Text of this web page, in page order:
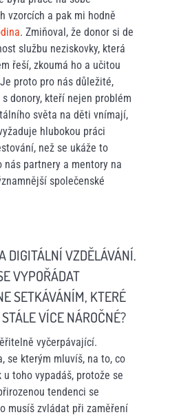
vzorcích a pak mi hodně
. Zmiňoval, že donor si de
službu neziskovky, která
řeší, zkoumá ho a učitou
proto pro nás důležité,
donory, kteří nejen problém
světa na děti vnímají,
hlubokou práci
než se ukáže to
nás partnery a mentory na
společenské
DIGITÁLNÍ VZDĚLÁVÁNÍ.
VYPOŘÁDAT
SETKÁVÁNÍM, KTERÉ
VÍCE NÁROČNÉ?
vyčerpávající.
se kterým mluvíš, na to, co
toho vypadáš, protože se
tendenci se
musíš zvládat při zaměření